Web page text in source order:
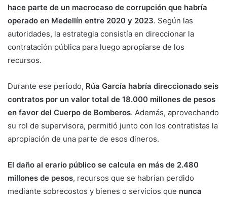
hace parte de un macrocaso de corrupción que habría
operado en Medellín entre 2020 y 2023. Según las
autoridades, la estrategia consistía en direccionar la
contratación pública para luego apropiarse de los
recursos.
Durante ese periodo, Rúa García habría direccionado seis
contratos por un valor total de 18.000 millones de pesos
en favor del Cuerpo de Bomberos. Además, aprovechando
su rol de supervisora, permitió junto con los contratistas la
apropiación de una parte de esos dineros.
El daño al erario público se calcula en más de 2.480
millones de pesos, recursos que se habrían perdido
mediante sobrecostos y bienes o servicios que nunca